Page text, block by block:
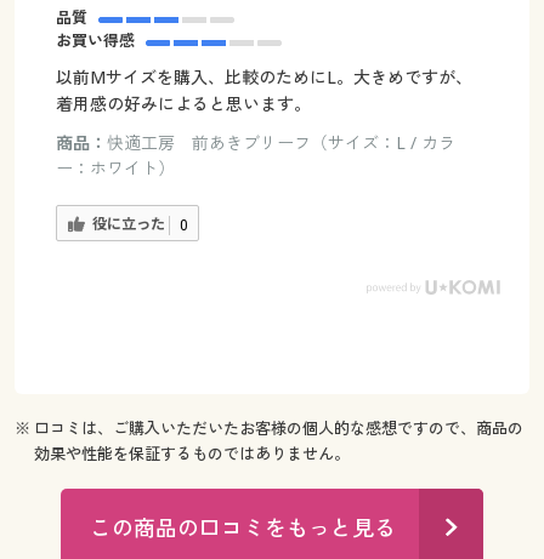
品質
お買い得感
以前Mサイズを購入、比較のためにL。大きめですが、
着用感の好みによると思います。
商品： 快適工房 前あきブリーフ（サイズ：L / カラ
ー：ホワイト）
役に立った 0
※ 口コミは、ご購入いただいたお客様の個人的な感想ですので、商品の
効果や性能を保証するものではありません。
この商品の口コミをもっと見る